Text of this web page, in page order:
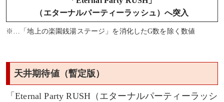
（エターナルパーティーラッシュ）へ突入
※…「地上の楽園銭湯ステージ」を消化したG数を除く数値
天井期待値（暫定版）
「Eternal Party RUSH（エターナルパーティーラッシ